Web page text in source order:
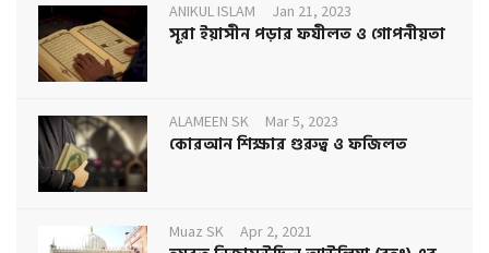
ANIKUL ISLAM Jan 21, 2023
সূরা ইয়াসীন পড়ার ফযীলত ও গোপনীয়তা
ALAMEEN SK Mar 5, 2023
কোরআন শিক্ষার গুরুত্ব ও ফজিলত
Muaz SK Apr 2, 2021